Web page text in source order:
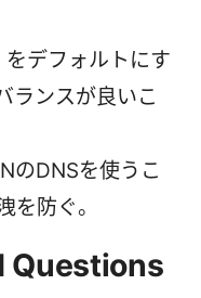
デフォルトにす
ランスが良いこ
のDNSを使うこ
を防ぐ。
Questions